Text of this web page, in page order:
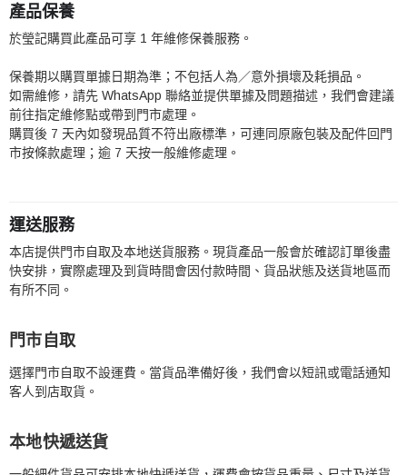
產品保養
於瑩記購買此產品可享 1 年維修保養服務。
保養期以購買單據日期為準；不包括人為／意外損壞及耗損品。
如需維修，請先 WhatsApp 聯絡並提供單據及問題描述，我們會建議
前往指定維修點或帶到門市處理。
購買後 7 天內如發現品質不符出廠標準，可連同原廠包裝及配件回門
市按條款處理；逾 7 天按一般維修處理。
運送服務
本店提供門市自取及本地送貨服務。現貨產品一般會於確認訂單後盡
快安排，實際處理及到貨時間會因付款時間、貨品狀態及送貨地區而
有所不同。
門市自取
選擇門市自取不設運費。當貨品準備好後，我們會以短訊或電話通知
客人到店取貨。
本地快遞送貨